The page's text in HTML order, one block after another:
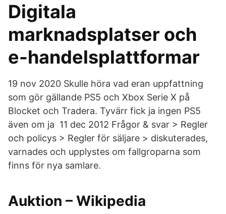
Digitala
marknadsplatser och
e-handelsplattformar
19 nov 2020 Skulle höra vad eran uppfattning
som gör gällande PS5 och Xbox Serie X på
Blocket och Tradera. Tyvärr fick ja ingen PS5
även om ja 11 dec 2012 Frågor & svar > Regler
och policys > Regler för säljare > diskuterades,
varnades och upplystes om fallgroparna som
finns för nya samlare.
Auktion – Wikipedia